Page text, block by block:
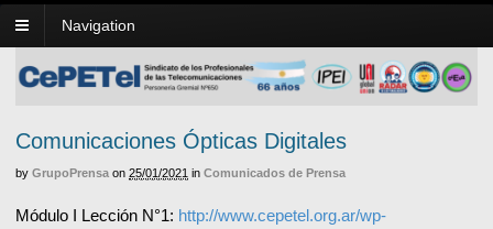
Navigation
Comunicaciones Ópticas Digitales
by GrupoPrensa on 25/01/2021 in Comunicados de Prensa
Módulo I Lección N°1: http://www.cepetel.org.ar/wp-